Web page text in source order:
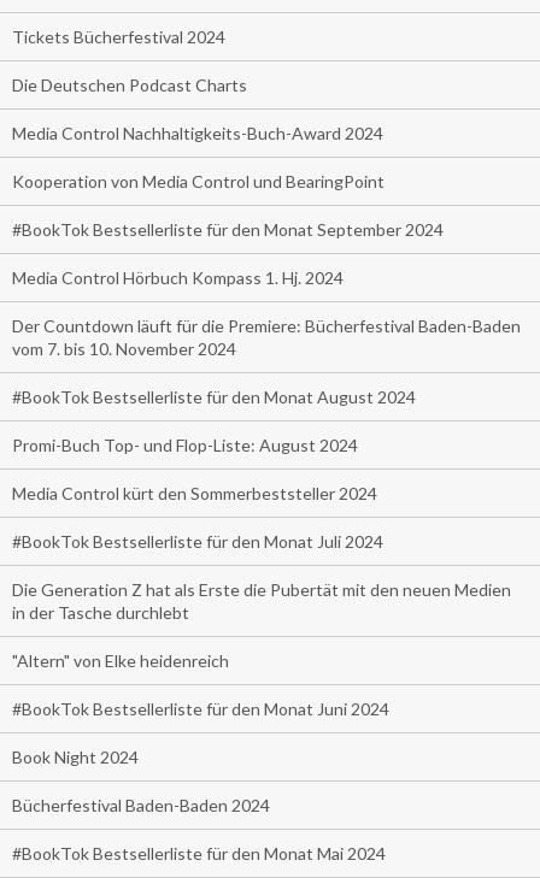
Tickets Bücherfestival 2024
Die Deutschen Podcast Charts
Media Control Nachhaltigkeits-Buch-Award 2024
Kooperation von Media Control und BearingPoint
#BookTok Bestsellerliste für den Monat September 2024
Media Control Hörbuch Kompass 1. Hj. 2024
Der Countdown läuft für die Premiere: Bücherfestival Baden-Baden
vom 7. bis 10. November 2024
#BookTok Bestsellerliste für den Monat August 2024
Promi-Buch Top- und Flop-Liste: August 2024
Media Control kürt den Sommerbeststeller 2024
#BookTok Bestsellerliste für den Monat Juli 2024
Die Generation Z hat als Erste die Pubertät mit den neuen Medien
in der Tasche durchlebt
"Altern" von Elke heidenreich
#BookTok Bestsellerliste für den Monat Juni 2024
Book Night 2024
Bücherfestival Baden-Baden 2024
#BookTok Bestsellerliste für den Monat Mai 2024